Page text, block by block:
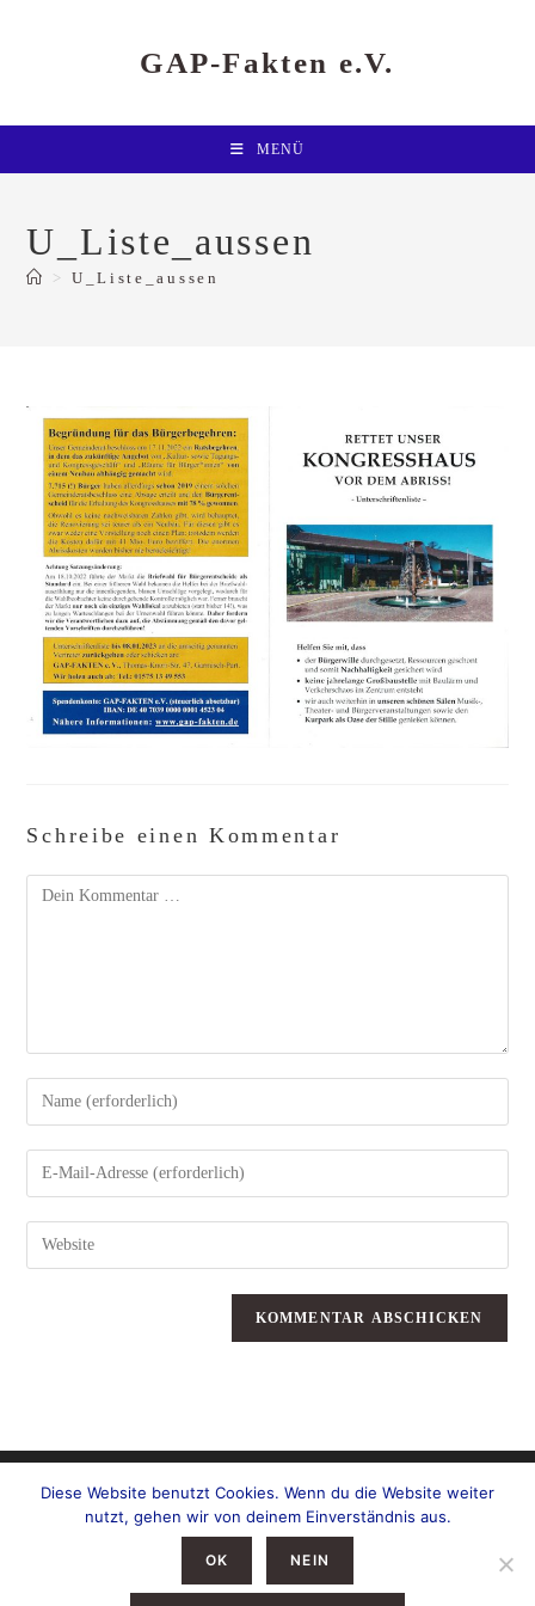
GAP-Fakten e.V.
MENÜ
U_Liste_aussen
> U_Liste_aussen
Schreibe einen Kommentar
Kommentar
Gib
deinen
Namen
oder
zum
Kommentieren
ein
Gib
deine
E-
Mail-
zum
Kommentieren
ein
Gib
deine
Website-
URL
Diese Website benutzt Cookies. Wenn du die Website weiter
nutzt, gehen wir von deinem Einverständnis aus.
OK NEIN